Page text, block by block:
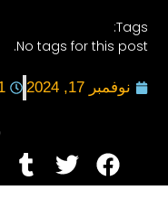
Tags:
No tags for this post.
نوفمبر 17, 2024